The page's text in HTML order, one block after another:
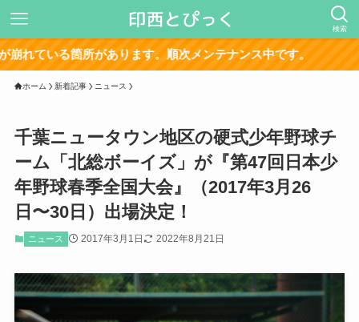
検索
箇所があります。順次メンテナンス中です。
ホーム 新着記事 ニュース
千葉ニュータウン地区の硬式少年野球チ
ーム「北総ボーイズ」が『第47回日本少
年野球春季全国大会』（2017年3月26
日〜30日）出場決定！
ニュース 2017年3月1日 2022年8月21日